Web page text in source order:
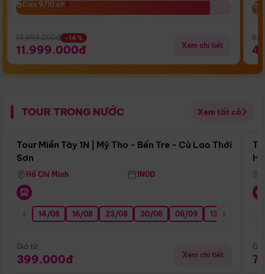
Còn 9/10 chỗ
Còn 9/10 chỗ
13.999.000đ -14%
11.999.000đ Xem chi tiết
TOUR TRONG NƯỚC Xem tất cả
Điểm nổi bật
Tour Miền Tây 1N | Mỹ Tho - Bến Tre - Cù Lao Thới
Sơn
Hồ Chí Minh 1N0Đ
14/08 16/08 23/08 30/08 06/09 13/09
Giá từ:
399.000đ Xem chi tiết